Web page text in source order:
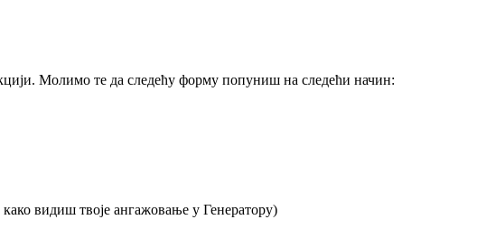
Молимо те да следећу форму попуниш на следећи начин:
видиш твоје ангажовање у Генератору)